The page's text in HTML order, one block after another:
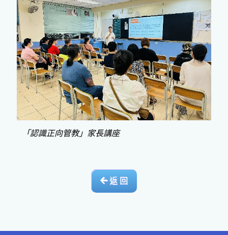
「認識正向管教」家長講座
返 回